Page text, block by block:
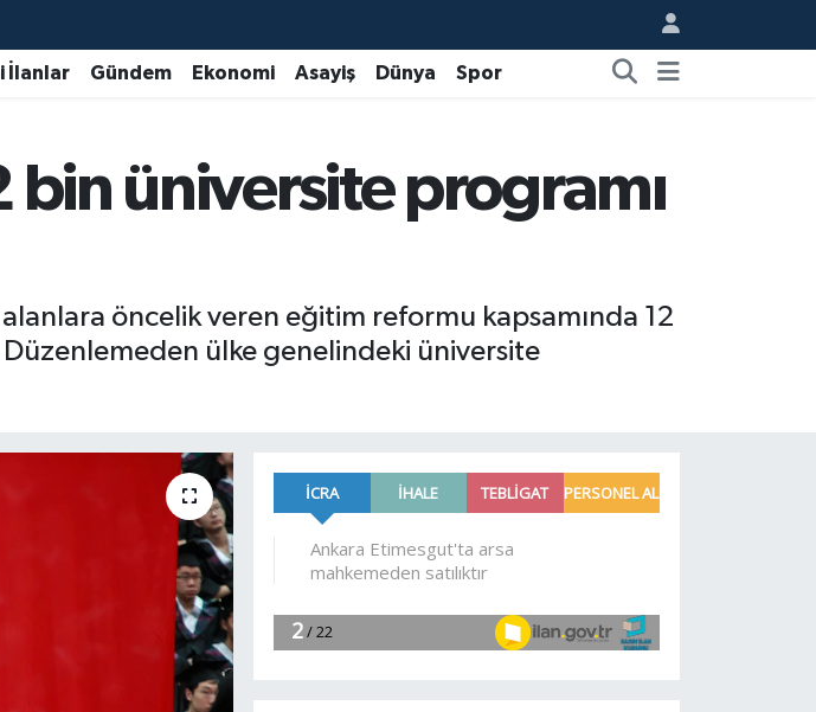
İlanlar Gündem Ekonomi Asayiş Dünya Spor
üniversite programı
öncelik veren eğitim reformu kapsamında 12
Düzenlemeden ülke genelindeki üniversite